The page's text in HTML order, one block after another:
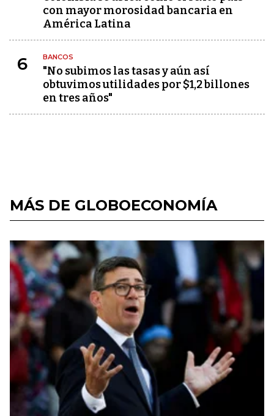
con mayor morosidad bancaria en
América Latina
6 BANCOS
"No subimos las tasas y aún así
obtuvimos utilidades por $1,2 billones
en tres años"
MÁS DE GLOBOECONOMÍA